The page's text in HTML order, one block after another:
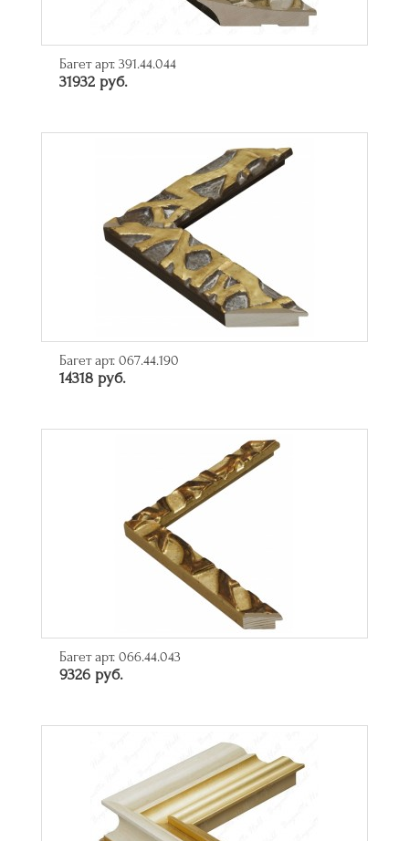
Багет арт. 391.44.044
31932 руб.
Багет арт. 067.44.190
14318 руб.
Багет арт. 066.44.043
9326 руб.